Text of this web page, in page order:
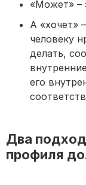
«Может» –
А «хочет»
человеку
делать,
его
Два
профиля